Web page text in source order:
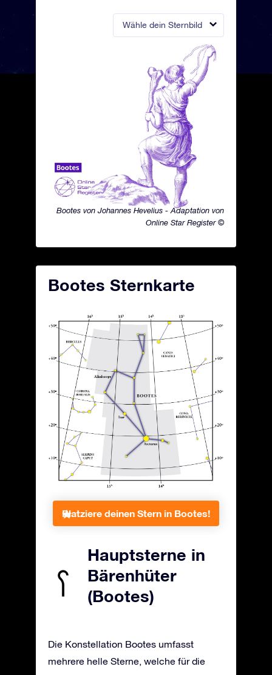
Wähle dein Sternbild
Bootes von Johannes Hevelius - Adaptation von
Online Star Register ©
Bootes Sternkarte
Platziere deinen Stern in Bootes!
Hauptsterne in
Bärenhüter
(Bootes)
Die Konstellation Bootes umfasst
mehrere helle Sterne, welche für die